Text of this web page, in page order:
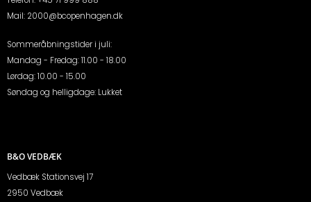
Mail: 2000@bcopenhagen.dk
Sommeråbningstider i juli:
Mandag - Fredag: 11.00 - 18.00
Lørdag: 10.00 - 15.00
Søndag og helligdage: Lukket
B&O VEDBÆK
Vedbæk Stationsvej 17
2950 Vedbæk